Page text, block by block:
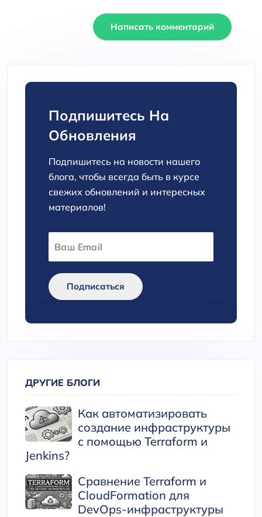
Написать комментарий
Подпишитесь На
Обновления
Подпишитесь на новости нашего
блога, чтобы всегда быть в курсе
свежих обновлений и интересных
материалов!
Подписаться
ДРУГИЕ БЛОГИ
Как автоматизировать
создание инфраструктуры
с помощью Terraform и
Jenkins?
Сравнение Terraform и
CloudFormation для
DevOps-инфраструктуры